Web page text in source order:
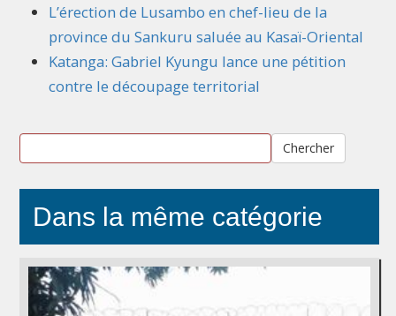
L’érection de Lusambo en chef-lieu de la
province du Sankuru saluée au Kasaï-Oriental
Katanga: Gabriel Kyungu lance une pétition
contre le découpage territorial
Chercher
Dans la même catégorie